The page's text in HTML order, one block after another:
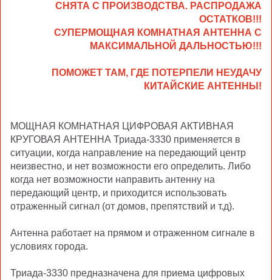
СНЯТА С ПРОИЗВОДСТВА. РАСПРОДАЖА
ОСТАТКОВ!!!
СУПЕРМОЩНАЯ КОМНАТНАЯ АНТЕННА С
МАКСИМАЛЬНОЙ ДАЛЬНОСТЬЮ!!!
ПОМОЖЕТ ТАМ, ГДЕ ПОТЕРПЕЛИ НЕУДАЧУ
КИТАЙСКИЕ АНТЕННЫ!
МОЩНАЯ КОМНАТНАЯ ЦИФРОВАЯ АКТИВНАЯ
КРУГОВАЯ АНТЕННА Триада-3330 применяется в
ситуации, когда направление на передающий центр
неизвестно, и нет возможности его определить. Либо
когда нет возможности направить антенну на
передающий центр, и приходится использовать
отраженный сигнал (от домов, препятствий и т.д).
Антенна работает на прямом и отраженном сигнале в
условиях города.
Триада-3330 предназначена для приема цифровых